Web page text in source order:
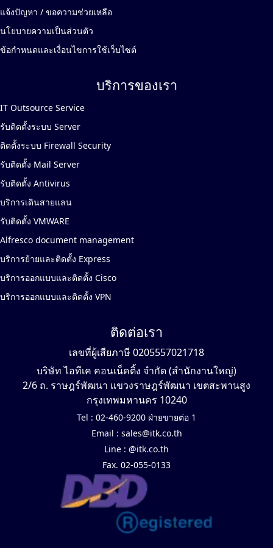
แจ้งปัญหา / ขอความช่วยเหลือ
นโยบายความเป็นส่วนตัว
ข้อกำหนดและเงื่อนไขการใช้เว็บไซต์
บริการของเรา
IT Outsource Service
รับติดตั้งระบบ Server
ติดตั้งระบบ Firewall Security
รับติดตั้ง Mail Server
รับติดตั้ง Antivirus
บริการเดินสายแลน
รับติดตั้ง VMWARE
Alfresco document management
บริการย้ายและติดตั้ง Express
บริการออกแบบและติดตั้ง Cisco
บริการออกแบบและติดตั้ง VPN
ติดต่อเรา
เลขที่ผู้เสียภาษี 0205557021718
บริษัท ไอทีเค คอนเน็คติ้ง จำกัด (สำนักงานใหญ่)
2/6 ถ. ราษฎร์พัฒนา แขวงราษฎร์พัฒนา เขตสะพานสูง
กรุงเทพมหานคร 10240
Tel : 02-460-9200 ฝ่ายขายต่อ 1
Email : sales@itk.co.th
Line : @itk.co.th
Fax. 02-055-0133